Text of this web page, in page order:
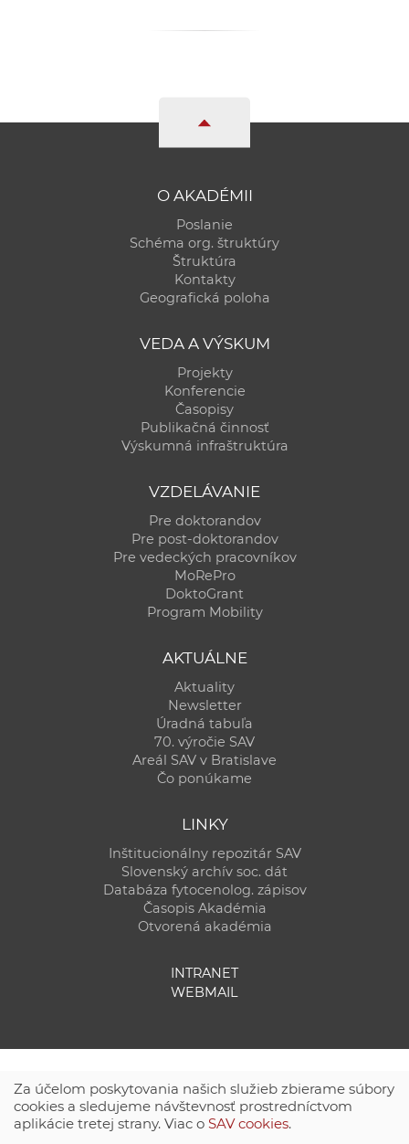
O AKADÉMII
Poslanie
Schéma org. štruktúry
Štruktúra
Kontakty
Geografická poloha
VEDA A VÝSKUM
Projekty
Konferencie
Časopisy
Publikačná činnosť
Výskumná infraštruktúra
VZDELÁVANIE
Pre doktorandov
Pre post-doktorandov
Pre vedeckých pracovníkov
MoRePro
DoktoGrant
Program Mobility
AKTUÁLNE
Aktuality
Newsletter
Úradná tabuľa
70. výročie SAV
Areál SAV v Bratislave
Čo ponúkame
LINKY
Inštitucionálny repozitár SAV
Slovenský archív soc. dát
Databáza fytocenolog. zápisov
Časopis Akadémia
Otvorená akadémia
INTRANET
WEBMAIL
Za účelom poskytovania našich služieb zbierame súbory
cookies a sledujeme návštevnosť prostredníctvom
aplikácie tretej strany. Viac o SAV cookies.